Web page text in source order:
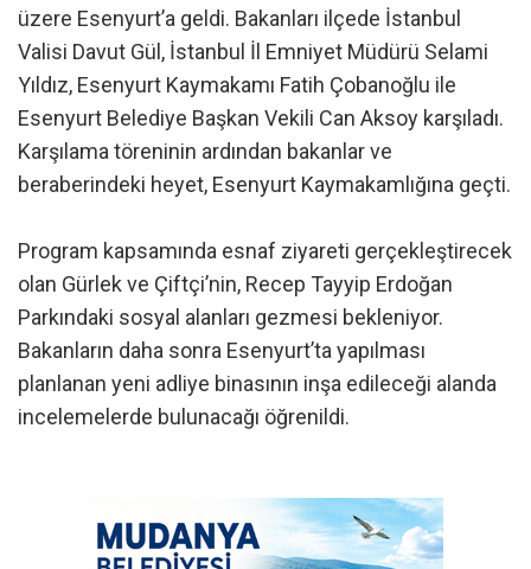
üzere Esenyurt’a geldi. Bakanları ilçede İstanbul
Valisi Davut Gül, İstanbul İl Emniyet Müdürü Selami
Yıldız, Esenyurt Kaymakamı Fatih Çobanoğlu ile
Esenyurt Belediye Başkan Vekili Can Aksoy karşıladı.
Karşılama töreninin ardından bakanlar ve
beraberindeki heyet, Esenyurt Kaymakamlığına geçti.
Program kapsamında esnaf ziyareti gerçekleştirecek
olan Gürlek ve Çiftçi’nin, Recep Tayyip Erdoğan
Parkındaki sosyal alanları gezmesi bekleniyor.
Bakanların daha sonra Esenyurt’ta yapılması
planlanan yeni adliye binasının inşa edileceği alanda
incelemelerde bulunacağı öğrenildi.